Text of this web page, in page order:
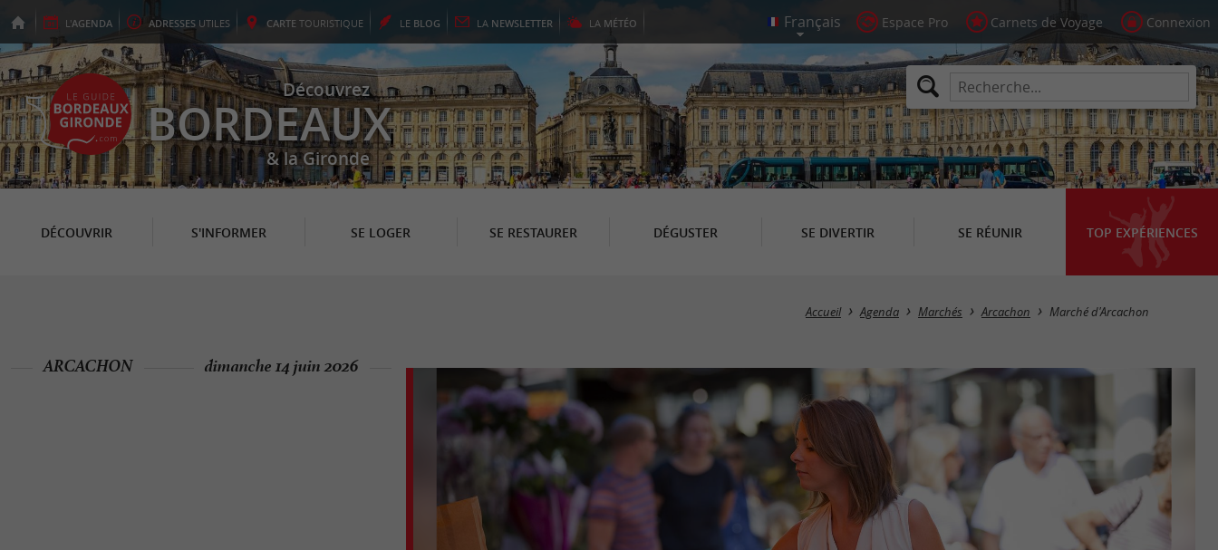
L'AGENDA ADRESSES UTILES CARTE TOURISTIQUE LE BLOG LA NEWSLETTER LA MÉTÉO Espace Pro Carnets de Voyage Connexion
Découvrez
BORDEAUX
& la Gironde
DÉCOUVRIR S'INFORMER SE LOGER SE RESTAURER DÉGUSTER SE DIVERTIR SE RÉUNIR TOP EXPÉRIENCES
Accueil Agenda Marchés Arcachon Marché d'Arcachon
ARCACHON dimanche 14 juin 2026